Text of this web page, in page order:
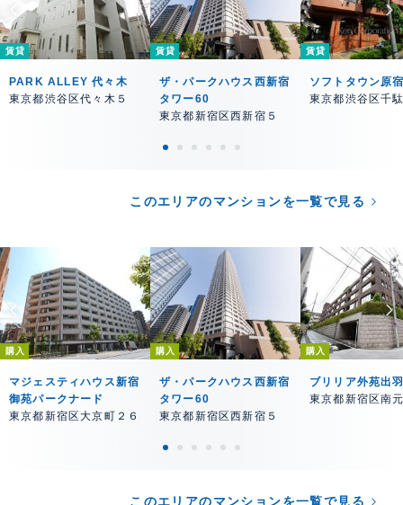
賃貸
PARK ALLEY 代々木
東京都渋谷区代々木５
賃貸
ザ・パークハウス西新宿
タワー60
東京都新宿区西新宿５
賃貸
ソフトタウン原
東京都渋谷区千
このエリアのマンションを一覧で見る
購入
マジェスティハウス新宿
御苑パークナード
東京都新宿区大京町２６
購入
ザ・パークハウス西新宿
タワー60
東京都新宿区西新宿５
購入
ブリリア外苑出
東京都新宿区南
このエリアのマンションを一覧で見る